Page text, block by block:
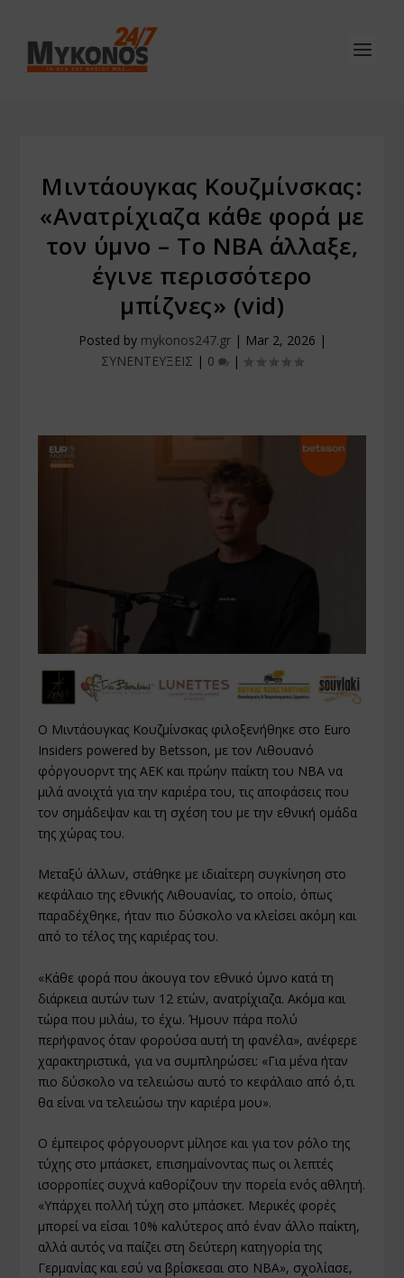
Μιντάουγκας Κουζμίνσκας:
«Ανατρίχιαζα κάθε φορά με
τον ύμνο – Το ΝΒΑ άλλαξε,
έγινε περισσότερο
μπίζνες» (vid)
Posted by mykonos247.gr| Mar 2, 2026 |
ΣΥΝΕΝΤΕΥΞΕΙΣ | 0 |
Ο Μιντάουγκας Κουζμίνσκας φιλοξενήθηκε στο Euro
Insiders powered by Betsson, με τον Λιθουανό
φόργουορντ της ΑΕΚ και πρώην παίκτη του NBA να
μιλά ανοιχτά για την καριέρα του, τις αποφάσεις που
τον σημάδεψαν και τη σχέση του με την εθνική ομάδα
της χώρας του.
Μεταξύ άλλων, στάθηκε με ιδιαίτερη συγκίνηση στο
κεφάλαιο της εθνικής Λιθουανίας, το οποίο, όπως
παραδέχθηκε, ήταν πιο δύσκολο να κλείσει ακόμη και
από το τέλος της καριέρας του.
«Κάθε φορά που άκουγα τον εθνικό ύμνο κατά τη
διάρκεια αυτών των 12 ετών, ανατρίχιαζα. Ακόμα και
τώρα που μιλάω, το έχω. Ήμουν πάρα πολύ
περήφανος όταν φορούσα αυτή τη φανέλα», ανέφερε
χαρακτηριστικά, για να συμπληρώσει: «Για μένα ήταν
πιο δύσκολο να τελειώσω αυτό το κεφάλαιο από ό,τι
θα είναι να τελειώσω την καριέρα μου».
Ο έμπειρος φόργουορντ μίλησε και για τον ρόλο της
τύχης στο μπάσκετ, επισημαίνοντας πως οι λεπτές
ισορροπίες συχνά καθορίζουν την πορεία ενός αθλητή.
«Υπάρχει πολλή τύχη στο μπάσκετ. Μερικές φορές
μπορεί να είσαι 10% καλύτερος από έναν άλλο παίκτη,
αλλά αυτός να παίζει στη δεύτερη κατηγορία της
Γερμανίας και εσύ να βρίσκεσαι στο NBA», σχολίασε,